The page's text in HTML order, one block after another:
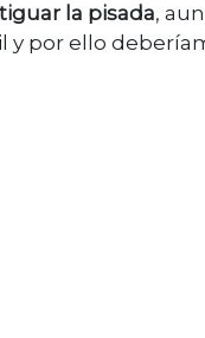
la pisada,
y por ello